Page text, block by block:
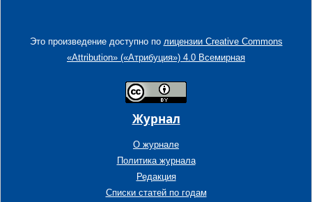
Это произведение доступно по лицензии Creative Commons
«Attribution» («Атрибуция») 4.0 Всемирная
Журнал
О журнале
Политика журнала
Редакция
Списки статей по годам